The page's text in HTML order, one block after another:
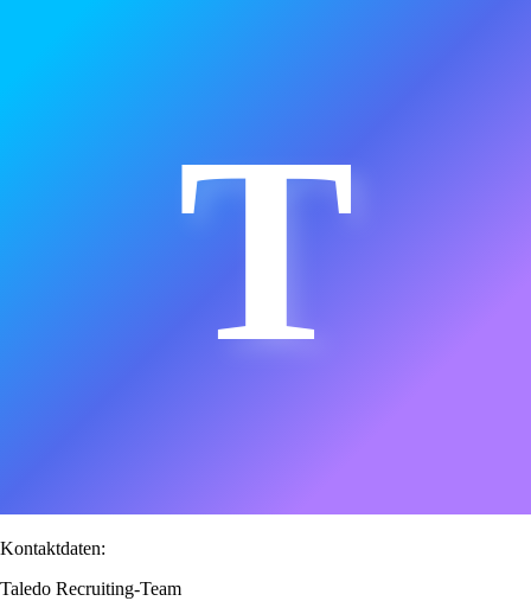
T
Kontaktdaten:
Taledo Recruiting-Team